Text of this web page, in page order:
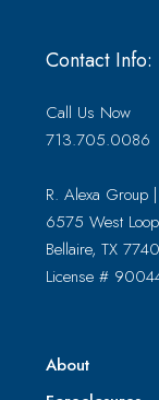
Contact Info:
Call Us Now
713.705.0086
R. Alexa Group
6575 West
Bellaire, TX
License #
About